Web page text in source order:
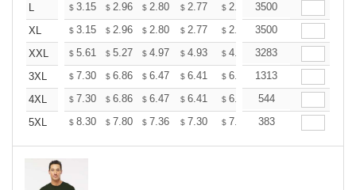
L
$ 3.15 $ 2.96 $ 2.80 $ 2.77 $ 2.72 $2.70
3500
XL
$ 3.15 $ 2.96 $ 2.80 $ 2.77 $ 2.72 $2.70
3500
XXL
$ 5.61 $ 5.27 $ 4.97 $ 4.93 $ 4.85 $4.80
3283
3XL
$ 7.30 $ 6.86 $ 6.47 $ 6.41 $ 6.30 $6.25
1313
4XL
$ 7.30 $ 6.86 $ 6.47 $ 6.41 $ 6.30 $6.25
544
5XL
$ 8.30 $ 7.80 $ 7.36 $ 7.30 $ 7.17 $7.11
383